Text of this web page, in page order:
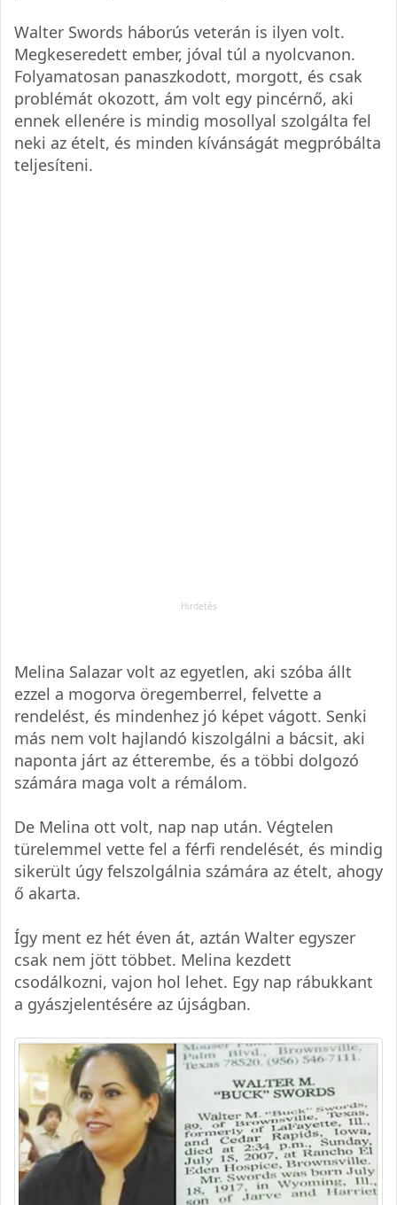
Walter Swords háborús veterán is ilyen volt.
Megkeseredett ember, jóval túl a nyolcvanon.
Folyamatosan panaszkodott, morgott, és csak
problémát okozott, ám volt egy pincérnő, aki
ennek ellenére is mindig mosollyal szolgálta fel
neki az ételt, és minden kívánságát megpróbálta
teljesíteni.
Melina Salazar volt az egyetlen, aki szóba állt
ezzel a mogorva öregemberrel, felvette a
rendelést, és mindenhez jó képet vágott. Senki
más nem volt hajlandó kiszolgálni a bácsit, aki
naponta járt az étterembe, és a többi dolgozó
számára maga volt a rémálom.
De Melina ott volt, nap nap után. Végtelen
türelemmel vette fel a férfi rendelését, és mindig
sikerült úgy felszolgálnia számára az ételt, ahogy
ő akarta.
Így ment ez hét éven át, aztán Walter egyszer
csak nem jött többet. Melina kezdett
csodálkozni, vajon hol lehet. Egy nap rábukkant
a gyászjelentésére az újságban.